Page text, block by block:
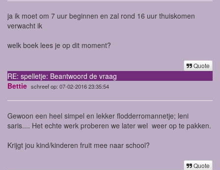
ja ik moet om 7 uur beginnen en zal rond 16 uur thuiskomen
verwacht ik
welk boek lees je op dit moment?
Quote
RE: spelletje: Beantwoord de vraag
Bettie schreef op: 07-02-2016 23:35:54
Gewoon een heel simpel en lekker flodderromannetje; leni
saris.... Het echte werk proberen we later wel weer op te pakken.
Krijgt jou kind/kinderen fruit mee naar school?
Quote